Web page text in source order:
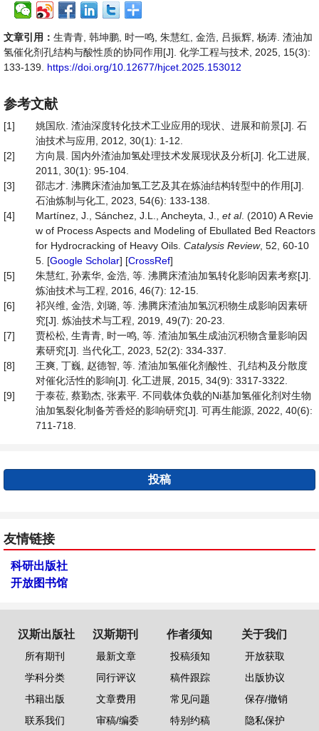
文章引用： 生青青, 韩坤鹏, 时一鸣, 朱慧红, 金浩, 吕振辉, 杨涛. 渣油加
氢催化剂孔结构与酸性质的协同作用[J]. 化学工程与技术, 2025, 15(3):
133-139. https://doi.org/10.12677/hjcet.2025.153012
参考文献
[1]
姚国欣. 渣油深度转化技术工业应用的现状、进展和前景[J]. 石
油技术与应用, 2012, 30(1): 1-12.
[2]
方向晨. 国内外渣油加氢处理技术发展现状及分析[J]. 化工进展,
2011, 30(1): 95-104.
[3]
邵志才. 沸腾床渣油加氢工艺及其在炼油结构转型中的作用[J].
石油炼制与化工, 2023, 54(6): 133-138.
[4]
Martínez, J., Sánchez, J.L., Ancheyta, J., et al. (2010) A Revie
w of Process Aspects and Modeling of Ebullated Bed Reactors
for Hydrocracking of Heavy Oils. Catalysis Review, 52, 60-10
5. [Google Scholar] [CrossRef]
[5]
朱慧红, 孙素华, 金浩, 等. 沸腾床渣油加氢转化影响因素考察[J].
炼油技术与工程, 2016, 46(7): 12-15.
[6]
祁兴维, 金浩, 刘璐, 等. 沸腾床渣油加氢沉积物生成影响因素研
究[J]. 炼油技术与工程, 2019, 49(7): 20-23.
[7]
贾松松, 生青青, 时一鸣, 等. 渣油加氢生成油沉积物含量影响因
素研究[J]. 当代化工, 2023, 52(2): 334-337.
[8]
王爽, 丁巍, 赵德智, 等. 渣油加氢催化剂酸性、孔结构及分散度
对催化活性的影响[J]. 化工进展, 2015, 34(9): 3317-3322.
[9]
于泰莅, 蔡勤杰, 张素平. 不同载体负载的Ni基加氢催化剂对生物
油加氢裂化制备芳香烃的影响研究[J]. 可再生能源, 2022, 40(6):
711-718.
投稿
友情链接
科研出版社
开放图书馆
汉斯出版社
所有期刊
学科分类
书籍出版
联系我们
汉斯期刊
最新文章
同行评议
文章费用
审稿/编委
作者须知
投稿须知
稿件跟踪
常见问题
特别约稿
关于我们
开放获取
出版协议
保存/撤销
隐私保护